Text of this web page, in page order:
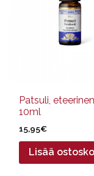
Patsuli,
10ml
15,95€
Lisää